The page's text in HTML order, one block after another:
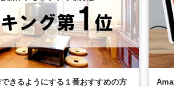
きるようにする１番おすすめの方